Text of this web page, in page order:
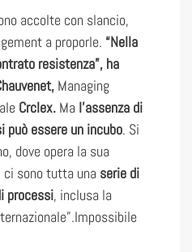
accolte con slancio,
a proporle. “Nella
resistenza”, ha
Managing
Crclex. Ma l’assenza di
essere un incubo. Si
dove opera la sua
ci sono tutta una serie di
processi, inclusa la